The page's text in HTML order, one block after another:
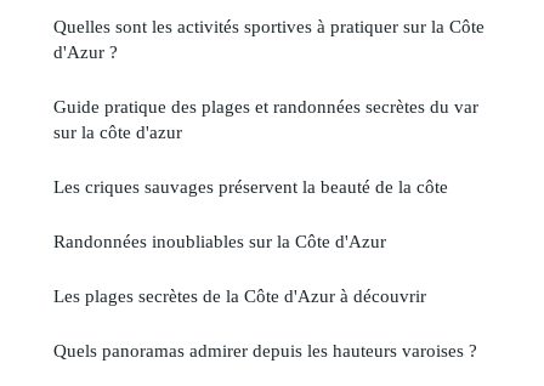
Quelles sont les activités sportives à pratiquer sur la Côte
d'Azur ?
Guide pratique des plages et randonnées secrètes du var
sur la côte d'azur
Les criques sauvages préservent la beauté de la côte
Randonnées inoubliables sur la Côte d'Azur
Les plages secrètes de la Côte d'Azur à découvrir
Quels panoramas admirer depuis les hauteurs varoises ?